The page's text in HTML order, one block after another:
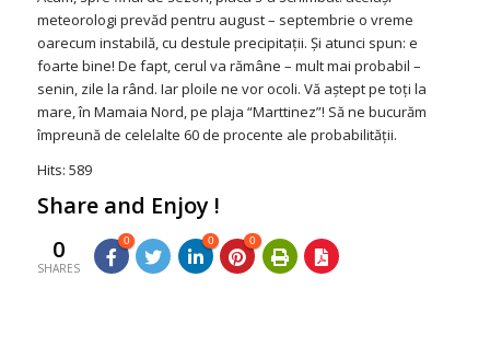
meteorologi prevăd pentru august – septembrie o vreme
oarecum instabilă, cu destule precipitaţii. Şi atunci spun: e
foarte bine! De fapt, cerul va rămâne – mult mai probabil –
senin, zile la rând. Iar ploile ne vor ocoli. Vă aştept pe toţi la
mare, în Mamaia Nord, pe plaja “Marttinez”! Să ne bucurăm
împreună de celelalte 60 de procente ale probabilităţii.
Hits: 589
Share and Enjoy !
0
SHARES
0 0 0